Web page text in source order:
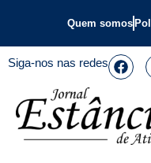
Quem somos
Siga-nos nas redes